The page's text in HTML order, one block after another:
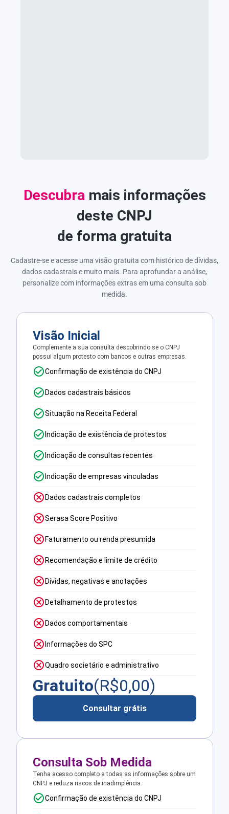
Descubra mais informações
deste CNPJ
de forma gratuita
Cadastre-se e acesse uma visão gratuita com histórico de dívidas,
dados cadastrais e muito mais. Para aprofundar a análise,
personalize com informações extras em uma consulta sob
medida.
Visão Inicial
Complemente a sua consulta descobrindo se o CNPJ
possui algum protesto com bancos e outras empresas.
Confirmação de existência do CNPJ
Dados cadastrais básicos
Situação na Receita Federal
Indicação de existência de protestos
Indicação de consultas recentes
Indicação de empresas vinculadas
Dados cadastrais completos
Serasa Score Positivo
Faturamento ou renda presumida
Recomendação e limite de crédito
Dívidas, negativas e anotações
Detalhamento de protestos
Dados comportamentais
Informações do SPC
Quadro societário e administrativo
Gratuito(R$0,00)
Consultar grátis
Consulta Sob Medida
Tenha acesso completo a todas as informações sobre um
CNPJ e reduza riscos de inadimplência.
Confirmação de existência do CNPJ